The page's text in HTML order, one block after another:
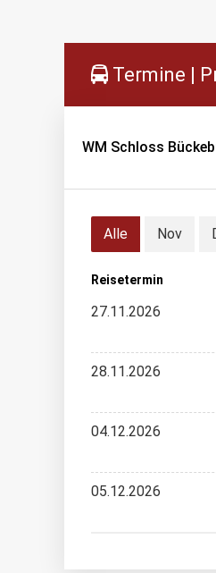
Termine |
WM Schloss
Alle Nov
Reisetermin
27.11.2026
28.11.2026
04.12.2026
05.12.2026